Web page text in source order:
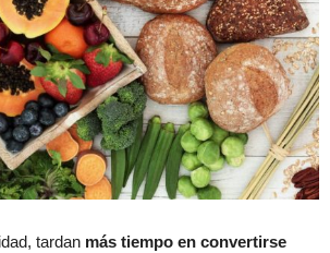
tardan más tiempo en convertirse